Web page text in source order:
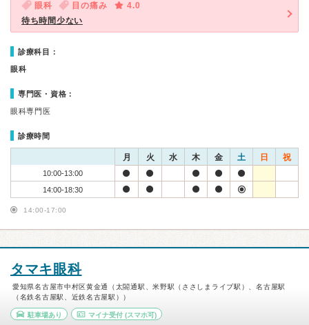
眼科 目の痛み
4.0
待ち時間少ない
診療科目：
眼科
専門医・資格：
眼科専門医
診療時間
月 火 水 木 金 土 日 祝
10:00-13:00
14:00-18:30
14:00-17:00
タマキ眼科
愛知県名古屋市中村区黄金通（太閤通駅、米野駅（ささしまライブ駅）、名古屋駅
（名鉄名古屋駅、近鉄名古屋駅））
駐車場あり マイナ受付(スマホ可)